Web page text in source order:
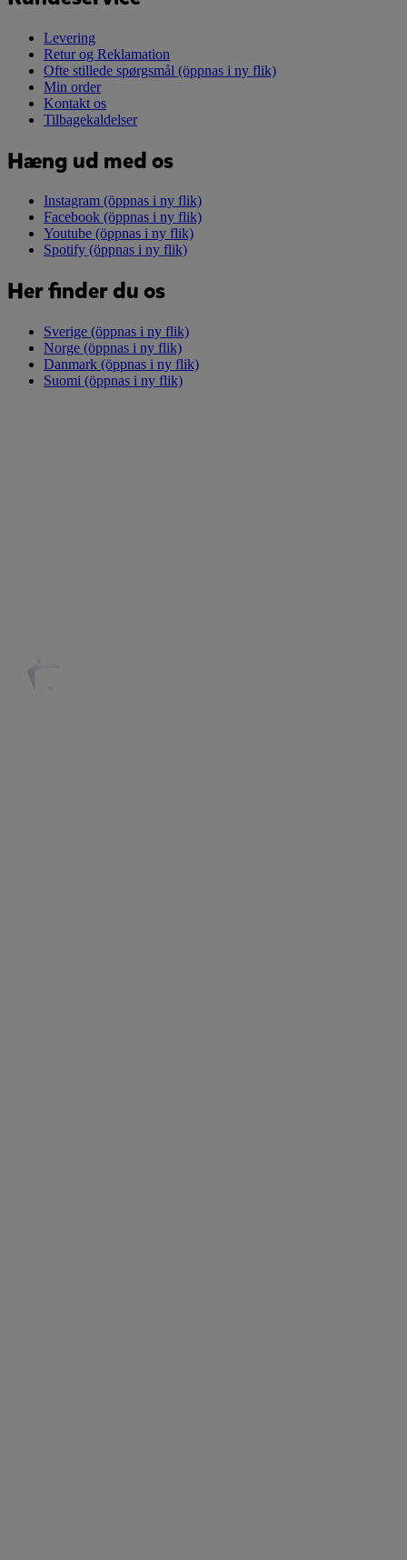
Levering
Retur og Reklamation
Ofte stillede spørgsmål (öppnas i ny flik)
Min order
Kontakt os
Tilbagekaldelser
Hæng ud med os
Instagram (öppnas i ny flik)
Facebook (öppnas i ny flik)
Youtube (öppnas i ny flik)
Spotify (öppnas i ny flik)
Her finder du os
Sverige (öppnas i ny flik)
Norge (öppnas i ny flik)
Danmark (öppnas i ny flik)
Suomi (öppnas i ny flik)